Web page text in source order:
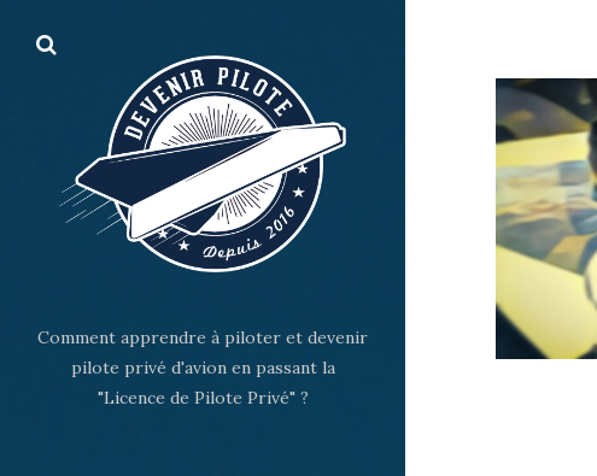
Comment apprendre à piloter et devenir
pilote privé d'avion en passant la
"Licence de Pilote Privé" ?